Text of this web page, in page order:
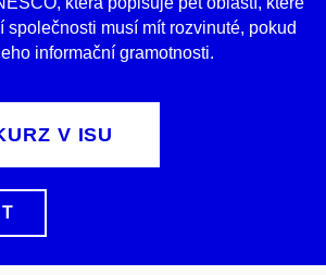
společnosti musí mít rozvinuté, pokud
informační gramotnosti.
V ISU